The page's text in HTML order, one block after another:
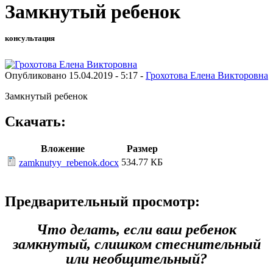
Замкнутый ребенок
консультация
Опубликовано 15.04.2019 - 5:17 - Грохотова Елена Викторовна
Замкнутый ребенок
Скачать:
Вложение
Размер
zamknutyy_rebenok.docx 534.77 КБ
Предварительный просмотр:
Что делать, если ваш ребенок
замкнутый, слишком стеснительный
или необщительный?